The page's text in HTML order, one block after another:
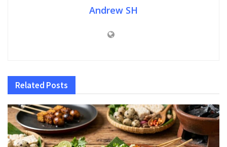
Andrew SH
Related Posts